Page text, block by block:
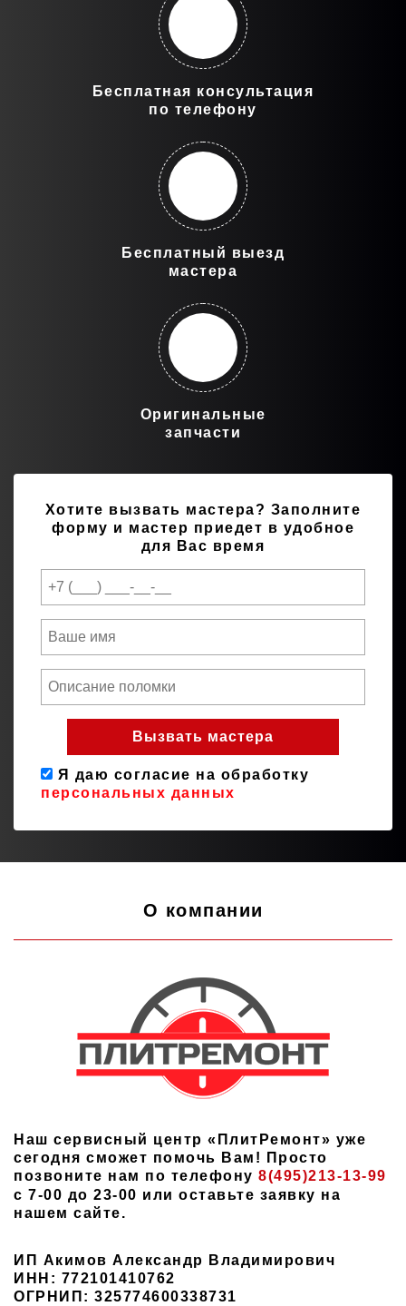
Бесплатная консультация
по телефону
Бесплатный выезд
мастера
Оригинальные
запчасти
Хотите вызвать мастера? Заполните
форму и мастер приедет в удобное
для Вас время
Я даю согласие на обработку
персональных данных
О компании
Наш сервисный центр «ПлитРемонт» уже
сегодня сможет помочь Вам! Просто
позвоните нам по телефону 8(495)213-13-99
с 7-00 до 23-00 или оставьте заявку на
нашем сайте.
ИП Акимов Александр Владимирович
ИНН: 772101410762
ОГРНИП: 325774600338731